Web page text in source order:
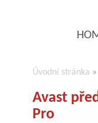
Úvodní stránka »
Avast
Pro